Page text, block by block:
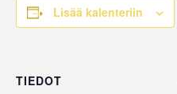
Lisää kalenteriin
TIEDOT